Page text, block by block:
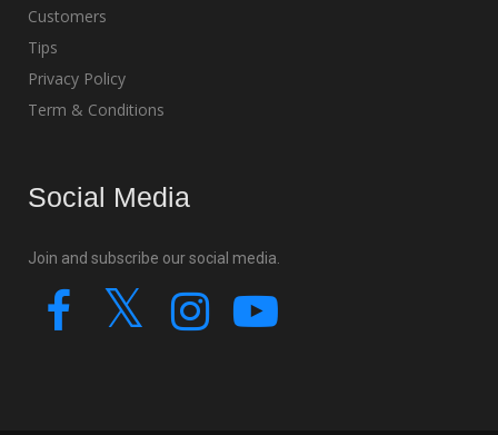
Customers
Tips
Privacy Policy
Term & Conditions
Social Media
Join and subscribe our social media.